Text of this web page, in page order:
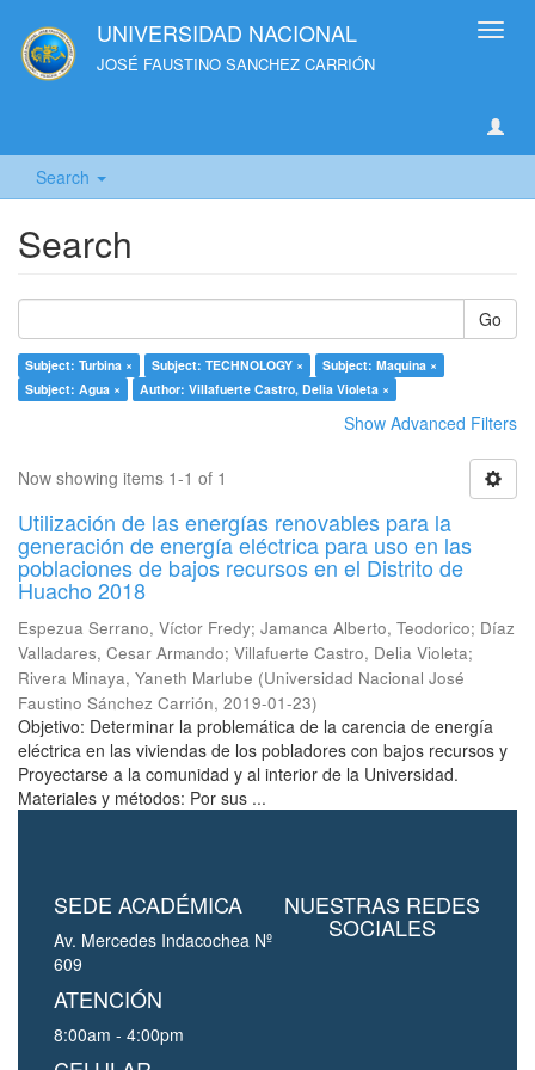
UNIVERSIDAD NACIONAL
JOSÉ FAUSTINO SANCHEZ CARRIÓN
Search
Search
Go
Subject: Turbina × Subject: TECHNOLOGY ×
Subject: Maquina ×
Subject: Agua ×
Author: Villafuerte Castro, Delia Violeta ×
Show Advanced Filters
Now showing items 1-1 of 1
Utilización de las energías renovables para la
generación de energía eléctrica para uso en las
poblaciones de bajos recursos en el Distrito de
Huacho 2018
Espezua Serrano, Víctor Fredy; Jamanca Alberto, Teodorico; Díaz
Valladares, Cesar Armando; Villafuerte Castro, Delia Violeta;
Rivera Minaya, Yaneth Marlube (Universidad Nacional José
Faustino Sánchez Carrión, 2019-01-23)
Objetivo: Determinar la problemática de la carencia de energía
eléctrica en las viviendas de los pobladores con bajos recursos y
Proyectarse a la comunidad y al interior de la Universidad.
Materiales y métodos: Por sus ...
SEDE ACADÉMICA
Av. Mercedes Indacochea Nº
609
ATENCIÓN
8:00am - 4:00pm
NUESTRAS REDES
SOCIALES